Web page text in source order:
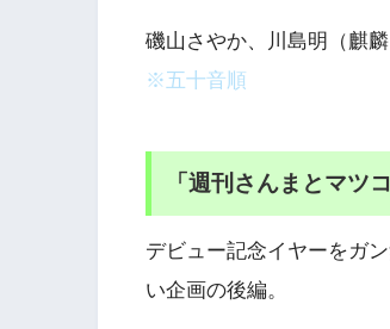
磯山さやか、川島明（麒
※五十音順
「週刊さんまとマツ
デビュー記念イヤーをガ
い企画の後編。